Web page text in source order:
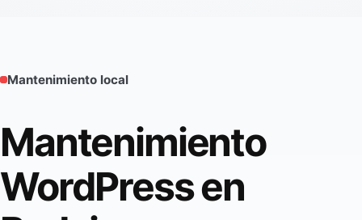
Mantenimiento local
Mantenimiento
WordPress en